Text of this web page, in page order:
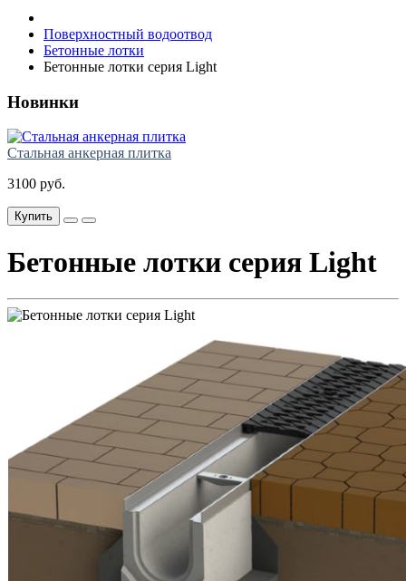
Поверхностный водоотвод
Бетонные лотки
Бетонные лотки серия Light
Новинки
Стальная анкерная плитка
3100 руб.
Купить
Бетонные лотки серия Light